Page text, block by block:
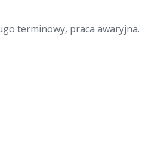
terminowy, praca awaryjna.